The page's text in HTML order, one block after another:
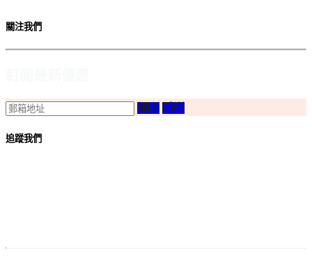
關注我們
訂閲 感謝
追蹤我們